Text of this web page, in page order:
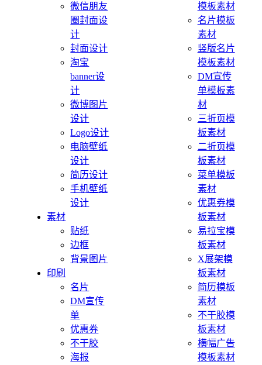
微信朋友
圈封面设
计
封面设计
淘宝
banner设
计
微博图片
设计
Logo设计
电脑壁纸
设计
简历设计
手机壁纸
设计
素材
贴纸
边框
背景图片
印刷
名片
DM宣传
单
优惠券
不干胶
海报
模板素材
名片模板
素材
竖版名片
模板素材
DM宣传
单模板素
材
三折页模
板素材
二折页模
板素材
菜单模板
素材
优惠券模
板素材
易拉宝模
板素材
X展架模
板素材
简历模板
素材
不干胶模
板素材
横幅广告
模板素材